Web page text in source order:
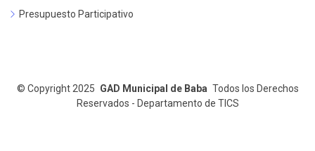
Presupuesto Participativo
© Copyright 2025 GAD Municipal de Baba Todos los Derechos
Reservados - Departamento de TICS